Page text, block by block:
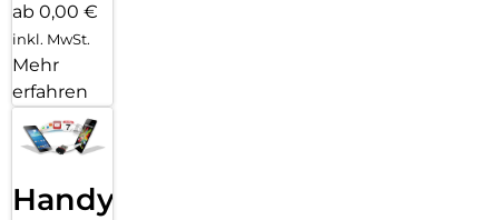
ab 0,00 €
inkl. MwSt.
Mehr
erfahren
Handy